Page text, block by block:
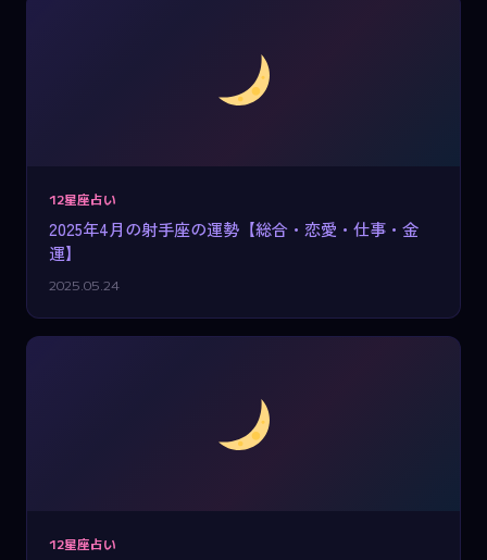
12星座占い
2025年4月の射手座の運勢【総合・恋愛・仕事・金
運】
2025.05.24
12星座占い